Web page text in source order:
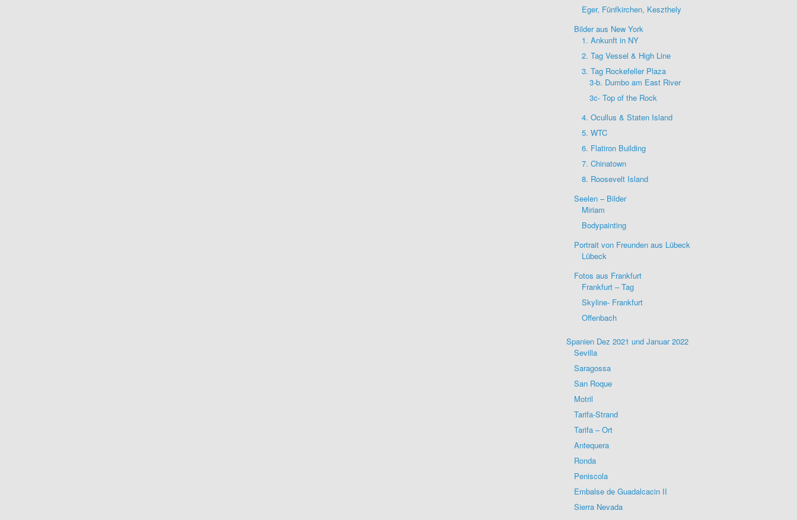
Eger, Fünfkirchen, Keszthely
Bilder aus New York
1. Ankunft in NY
2. Tag Vessel & High Line
3. Tag Rockefeller Plaza
3-b. Dumbo am East River
3c- Top of the Rock
4. Ocullus & Staten Island
5. WTC
6. Flatiron Building
7. Chinatown
8. Roosevelt Island
Seelen – Bilder
Miriam
Bodypainting
Portrait von Freunden aus Lübeck
Lübeck
Fotos aus Frankfurt
Frankfurt – Tag
Skyline- Frankfurt
Offenbach
Spanien Dez 2021 und Januar 2022
Sevilla
Saragossa
San Roque
Motril
Tarifa-Strand
Tarifa – Ort
Antequera
Ronda
Peniscola
Embalse de Guadalcacin II
Sierra Nevada